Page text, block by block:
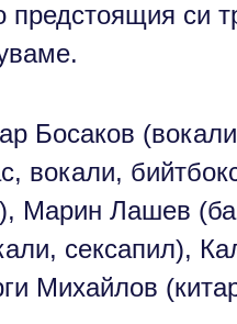
предстоящия си
Босаков
вокали,
Марин Лашев
сексапил),
Михайлов